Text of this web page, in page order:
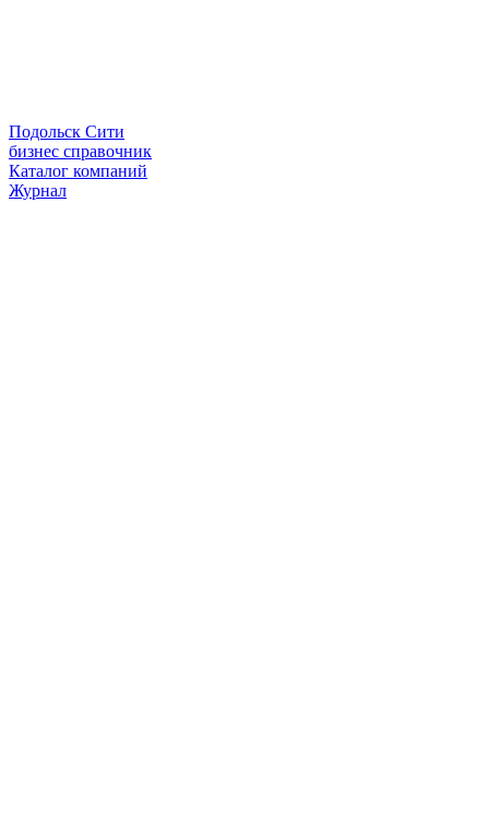
Подольск Сити
бизнес справочник
Каталог компаний
Журнал